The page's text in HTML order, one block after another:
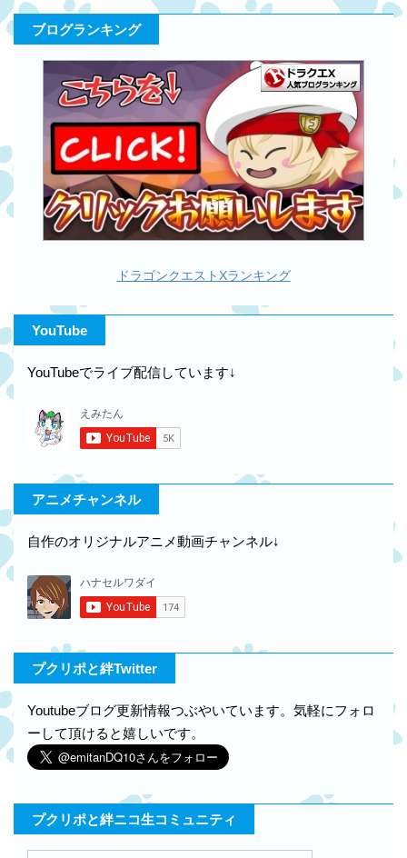
ブログランキング
ドラゴンクエストXランキング
YouTube
YouTubeでライブ配信しています↓
アニメチャンネル
自作のオリジナルアニメ動画チャンネル↓
プクリポと絆Twitter
Youtubeブログ更新情報つぶやいています。気軽にフォロ
ーして頂けると嬉しいです。
プクリポと絆ニコ生コミュニティ